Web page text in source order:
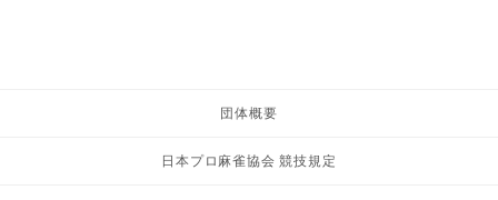
団体概要
日本プロ麻雀協会 競技規定